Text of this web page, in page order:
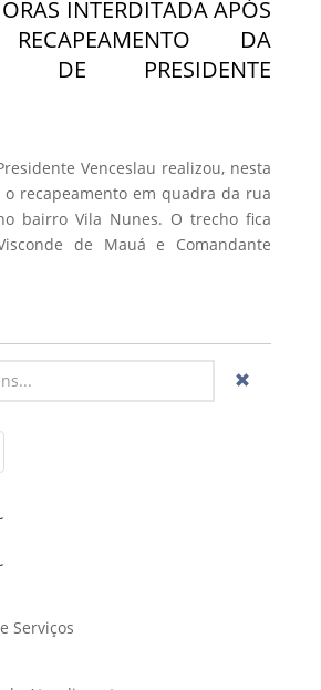
INTERDITADA APÓS
RECAPEAMENTO DA
DE PRESIDENTE
Venceslau realizou, nesta
o recapeamento em quadra da rua
bairro Vila Nunes. O trecho fica
de Mauá e Comandante
Serviços